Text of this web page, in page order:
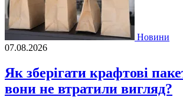
Новини
07.08.2026
Як зберігати крафтові
вони не втратили вигляд?